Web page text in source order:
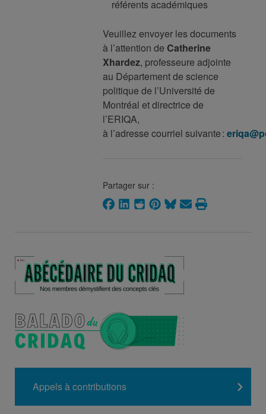
référents académiques
Veuillez envoyer les documents
à l’attention de Catherine
Xhardez, professeure adjointe
au Département de science
politique de l’Université de
Montréal et directrice de
l’ERIQA,
à l’adresse courriel suivante :
Partager sur :
Appels à contributions